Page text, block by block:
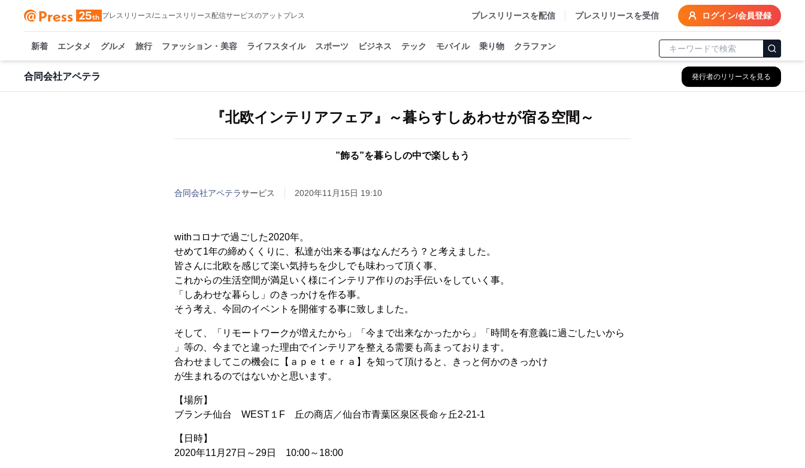
プレスリリース/ニュースリリース配信サービスのアットプレス プレスリリースを配信 プレスリリースを受信 ログイン/会員登録
新着 エンタメ グルメ 旅行 ファッション・美容 ライフスタイル スポーツ ビジネス テック モバイル 乗り物 クラファン
合同会社アペテラ 発行者のリリースを見る
『北欧インテリアフェア』～暮らすしあわせが宿る空間～
”飾る”を暮らしの中で楽しもう
合同会社アペテラサービス 2020年11月15日 19:10
withコロナで過ごした2020年。
せめて1年の締めくくりに、私達が出来る事はなんだろう？と考えました。
皆さんに北欧を感じて楽い気持ちを少しでも味わって頂く事、
これからの生活空間が満足いく様にインテリア作りのお手伝いをしていく事。
「しあわせな暮らし」のきっかけを作る事。
そう考え、今回のイベントを開催する事に致しました。
そして、「リモートワークが増えたから」「今まで出来なかったから」「時間を有意義に過ごしたいから
」等の、今までと違った理由でインテリアを整える需要も高まっております。
合わせましてこの機会に【ａｐｅｔｅｒａ】を知って頂けると、きっと何かのきっかけ
が生まれるのではないかと思います。
【場所】
ブランチ仙台 WEST１F 丘の商店／仙台市青葉区泉区長命ヶ丘2-21-1
【日時】
2020年11月27日～29日 10:00～18:00